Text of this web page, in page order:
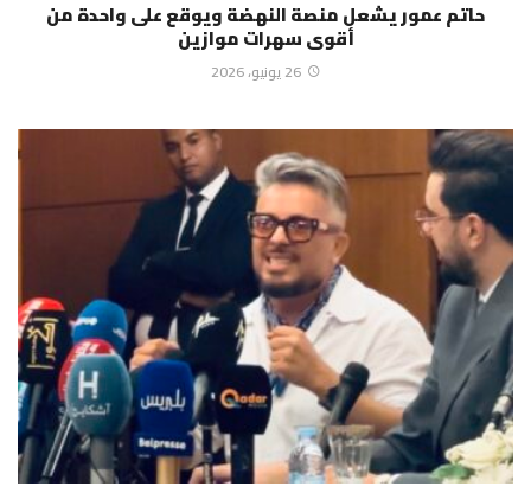
حاتم عمور يشعل منصة النهضة ويوقع على واحدة من
أقوى سهرات موازين
26 يونيو، 2026